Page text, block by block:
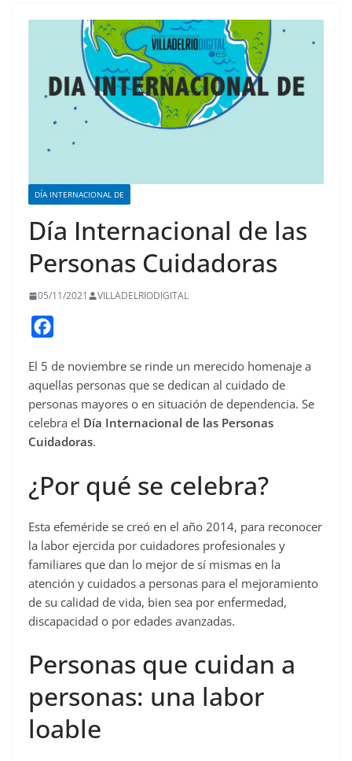
DÍA INTERNACIONAL DE
Día Internacional de las
Personas Cuidadoras
05/11/2021 VILLADELRIODIGITAL
c
e
o
k
El 5 de noviembre se rinde un merecido homenaje a
aquellas personas que se dedican al cuidado de
personas mayores o en situación de dependencia. Se
celebra el Día Internacional de las Personas
Cuidadoras.
¿Por qué se celebra?
Esta efeméride se creó en el año 2014, para reconocer
la labor ejercida por cuidadores profesionales y
familiares que dan lo mejor de sí mismas en la
atención y cuidados a personas para el mejoramiento
de su calidad de vida, bien sea por enfermedad,
discapacidad o por edades avanzadas.
Personas que cuidan a
personas: una labor
loable